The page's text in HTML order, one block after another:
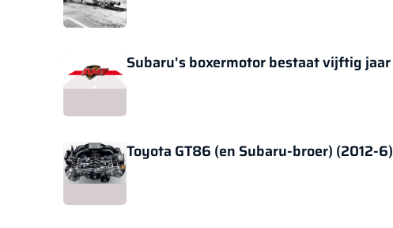
Subaru's boxermotor bestaat vijftig jaar
Toyota GT86 (en Subaru-broer) (2012-6)